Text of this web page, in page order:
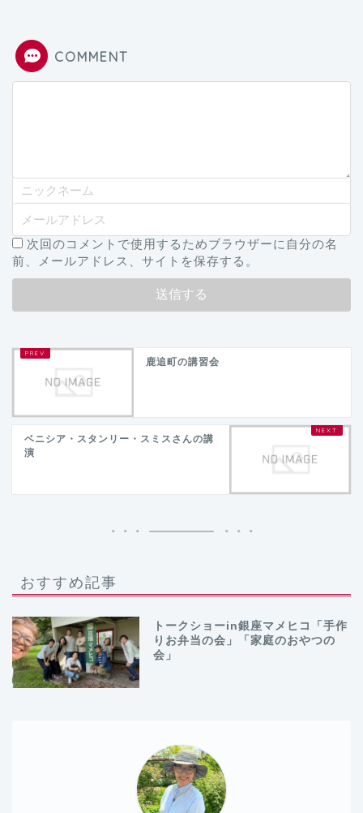
COMMENT
次回のコメントで使用するためブラウザーに自分の名
前、メールアドレス、サイトを保存する。
鹿追町の講習会
ベニシア・スタンリー・スミスさんの講
演
おすすめ記事
トークショーin銀座マメヒコ「手作
りお弁当の会」「家庭のおやつの
会」